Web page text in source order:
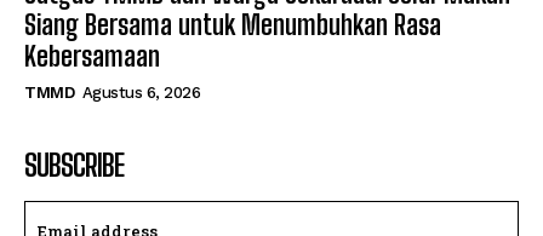
Siang Bersama untuk Menumbuhkan Rasa
Kebersamaan
TMMD Agustus 6, 2026
SUBSCRIBE